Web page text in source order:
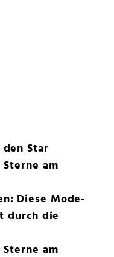
Star
am
Diese Mode-
durch die
am